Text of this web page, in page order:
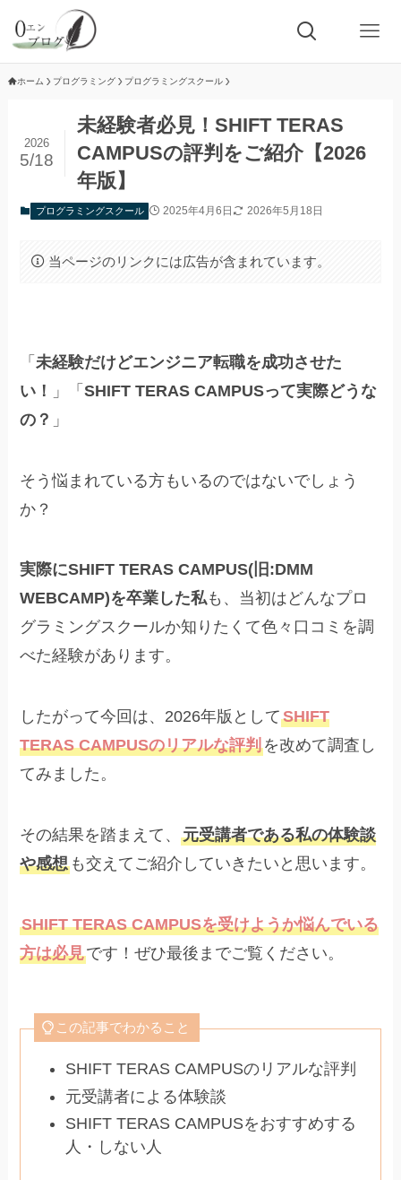
ホーム プログラミング プログラミングスクール
未経験者必見！SHIFT TERAS
CAMPUSの評判をご紹介【2026
年版】
2026
5/18
プログラミングスクール 2025年4月6日 2026年5月18日
当ページのリンクには広告が含まれています。
「 未経験だけどエンジニア転職を成功させた
い！
」「SHIFT TERAS CAMPUSって実際どうな
の？ 」
そう悩まれている方もいるのではないでしょう
か？
実際にSHIFT TERAS CAMPUS(旧:DMM
WEBCAMP)を卒業した私も、当初はどんなプロ
グラミングスクールか知りたくて色々口コミを調
べた経験があります。
したがって今回は、2026年版としてSHIFT
TERAS CAMPUSのリアルな評判を改めて調査し
てみました。
その結果を踏まえて、元受講者である私の体験談
や感想 も交えてご紹介していきたいと思います。
SHIFT TERAS CAMPUSを受けようか悩んでいる
方は必見です！ぜひ最後までご覧ください。
この記事でわかること
SHIFT TERAS CAMPUSのリアルな評判
元受講者による体験談
SHIFT TERAS CAMPUSをおすすめする
人・しない人